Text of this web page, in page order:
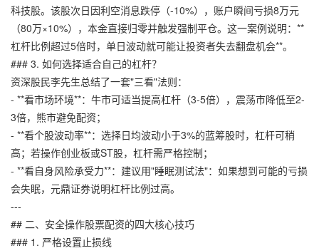
科技股。该股次日因利空消息跌停（-10%），账户瞬间亏损8万元
（80万×10%），本金直接归零并触发强制平仓。这一案例说明：**
杠杆比例超过5倍时，单日波动就可能让投资者失去翻盘机会**。
### 3. 如何选择适合自己的杠杆？
资深股民李先生总结了一套"三看"法则：
- **看市场环境**：牛市可适当提高杠杆（3-5倍），震荡市降低至2-
3倍，熊市避免配资；
- **看个股波动率**：选择日均波动小于3%的蓝筹股时，杠杆可稍
高；若操作创业板或ST股，杠杆需严格控制；
- **看自身风险承受力**：建议用"睡眠测试法"：如果想到可能的亏损
会失眠， 元鼎证券说明杠杆比例过高。
---
## 二、安全操作股票配资的四大核心技巧
### 1. 严格设置止损线